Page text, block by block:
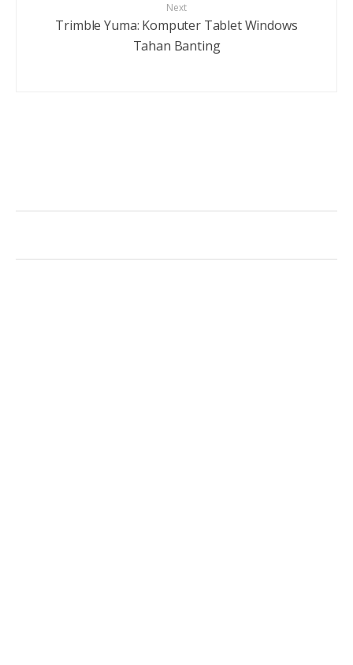
Next
Trimble Yuma: Komputer Tablet Windows
Tahan Banting